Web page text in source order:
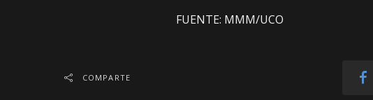
FUENTE: MMM/UCO
COMPARTE